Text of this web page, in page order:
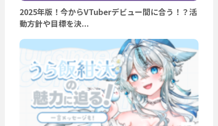
2025年版！今からVTuberデビュー間に合う！？活
動方針や目標を決...